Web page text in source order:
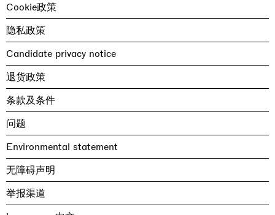
Cookie政策
隐私政策
Candidate privacy notice
退货政策
条款及条件
问题
Environmental statement
无障碍声明
举报渠道